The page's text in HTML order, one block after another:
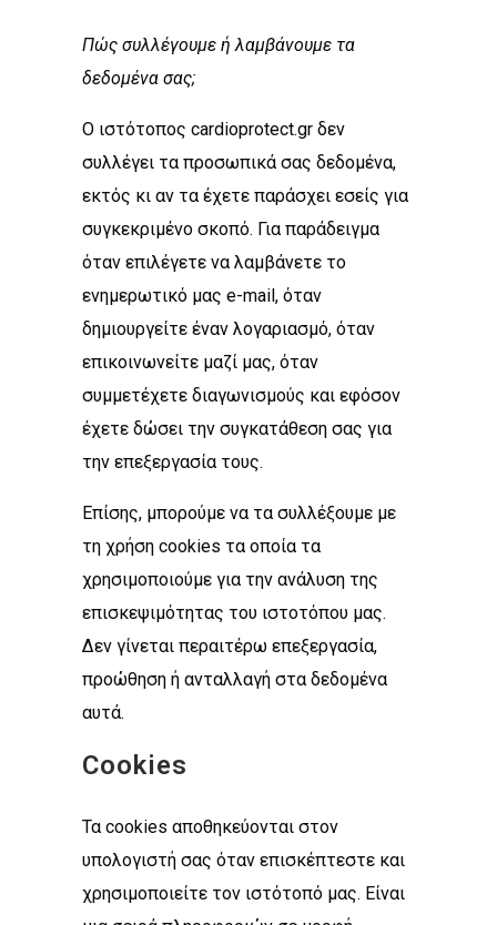
Πώς συλλέγουμε ή λαμβάνουμε τα
δεδομένα σας;
Ο ιστότοπος cardioprotect.gr δεν
συλλέγει τα προσωπικά σας δεδομένα,
εκτός κι αν τα έχετε παράσχει εσείς για
συγκεκριμένο σκοπό. Για παράδειγμα
όταν επιλέγετε να λαμβάνετε το
ενημερωτικό μας e-mail, όταν
δημιουργείτε έναν λογαριασμό, όταν
επικοινωνείτε μαζί μας, όταν
συμμετέχετε διαγωνισμούς και εφόσον
έχετε δώσει την συγκατάθεση σας για
την επεξεργασία τους.
Επίσης, μπορούμε να τα συλλέξουμε με
τη χρήση cookies τα οποία τα
χρησιμοποιούμε για την ανάλυση της
επισκεψιμότητας του ιστοτόπου μας.
Δεν γίνεται περαιτέρω επεξεργασία,
προώθηση ή ανταλλαγή στα δεδομένα
αυτά.
Cookies
Τα cookies αποθηκεύονται στον
υπολογιστή σας όταν επισκέπτεστε και
χρησιμοποιείτε τον ιστότοπό μας. Είναι